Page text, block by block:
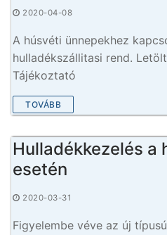
2020-04-08
A húsvéti ünnepekhez
hulladékszállitasi rend.
Tájékoztató
TOVÁBB
Hulladékkezelés a
esetén
2020-03-31
Figyelembe véve az új